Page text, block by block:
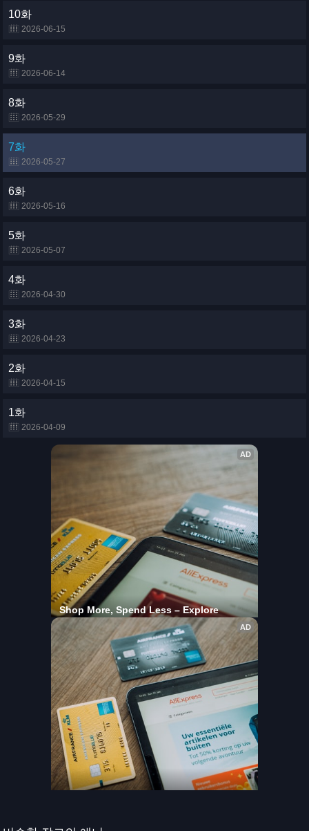
10화
2026-06-15
9화
2026-06-14
8화
2026-05-29
7화
2026-05-27
6화
2026-05-16
5화
2026-05-07
4화
2026-04-30
3화
2026-04-23
2화
2026-04-15
1화
2026-04-09